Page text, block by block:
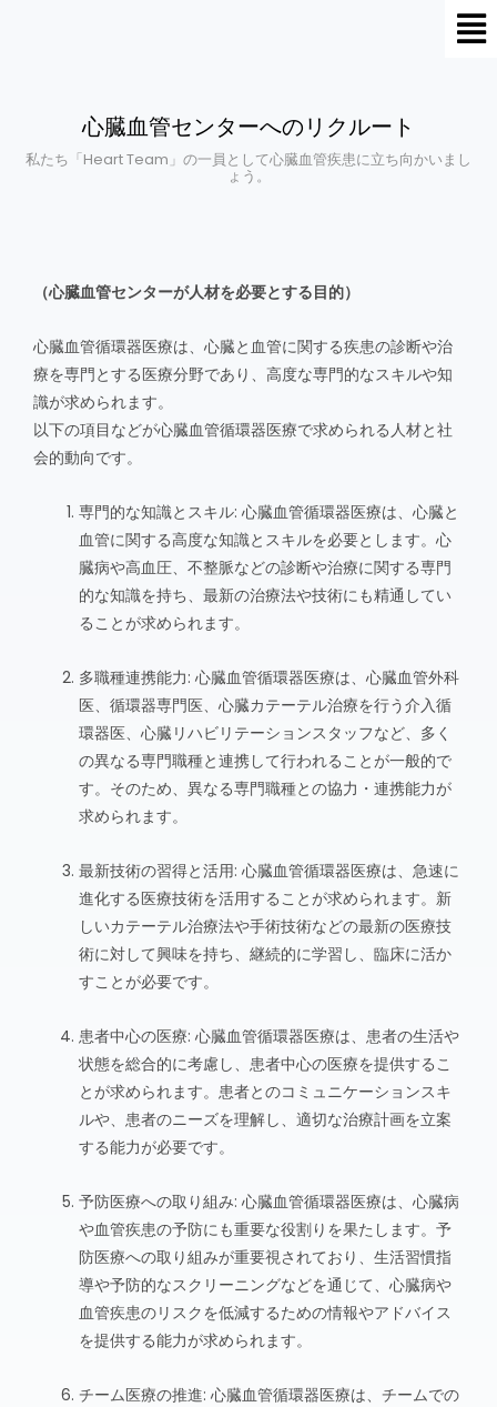
メ
ニ
心臓血管センターへのリクルート
私たち「Heart Team」の一員として心臓血管疾患に立ち向かいまし
ょう。
（心臓血管センターが人材を必要とする目的）
心臓血管循環器医療は、心臓と血管に関する疾患の診断や治
療を専門とする医療分野であり、高度な専門的なスキルや知
識が求められます。
以下の項目などが心臓血管循環器医療で求められる人材と社
会的動向です。
専門的な知識とスキル: 心臓血管循環器医療は、心臓と
血管に関する高度な知識とスキルを必要とします。心
臓病や高血圧、不整脈などの診断や治療に関する専門
的な知識を持ち、最新の治療法や技術にも精通してい
ることが求められます。
多職種連携能力: 心臓血管循環器医療は、心臓血管外科
医、循環器専門医、心臓カテーテル治療を行う介入循
環器医、心臓リハビリテーションスタッフなど、多く
の異なる専門職種と連携して行われることが一般的で
す。そのため、異なる専門職種との協力・連携能力が
求められます。
最新技術の習得と活用: 心臓血管循環器医療は、急速に
進化する医療技術を活用することが求められます。新
しいカテーテル治療法や手術技術などの最新の医療技
術に対して興味を持ち、継続的に学習し、臨床に活か
すことが必要です。
患者中心の医療: 心臓血管循環器医療は、患者の生活や
状態を総合的に考慮し、患者中心の医療を提供するこ
とが求められます。患者とのコミュニケーションスキ
ルや、患者のニーズを理解し、適切な治療計画を立案
する能力が必要です。
予防医療への取り組み: 心臓血管循環器医療は、心臓病
や血管疾患の予防にも重要な役割りを果たします。予
防医療への取り組みが重要視されており、生活習慣指
導や予防的なスクリーニングなどを通じて、心臓病や
血管疾患のリスクを低減するための情報やアドバイス
を提供する能力が求められます。
チーム医療の推進: 心臓血管循環器医療は、チームでの